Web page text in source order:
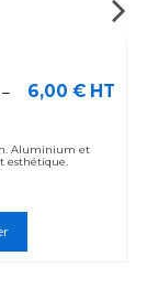
6,00 € HT
Aluminium et
esthétique.